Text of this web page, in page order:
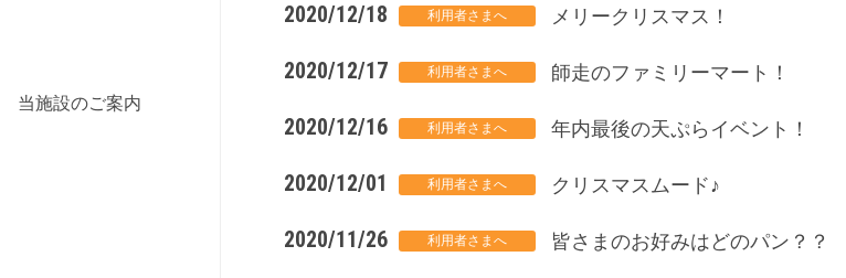
当施設のご案内
2020/12/18 メリークリスマス！
2020/12/17 師走のファミリーマート！
2020/12/16 年内最後の天ぷらイベント！
2020/12/01 クリスマスムード♪
2020/11/26 皆さまのお好みはどのパン？？